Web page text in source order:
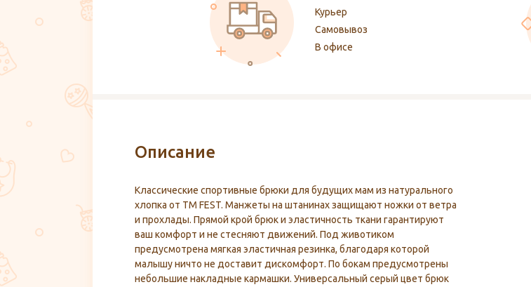
Курьер
Самовывоз
В офисе
Описание
Классические спортивные брюки для будущих мам из натурального
хлопка от ТМ FEST. Манжеты на штанинах защищают ножки от ветра
и прохлады. Прямой крой брюк и эластичность ткани гарантируют
ваш комфорт и не стесняют движений. Под животиком
предусмотрена мягкая эластичная резинка, благодаря которой
малышу ничто не доставит дискомфорт. По бокам предусмотрены
небольшие накладные кармашки. Универсальный серый цвет брюк